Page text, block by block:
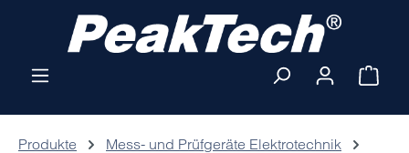
Zum Hauptinhalt springen
Produkte
Mess- und Prüfgeräte Elektrotechnik